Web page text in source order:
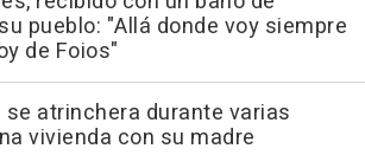
pueblo: "Allá donde voy siempre
de Foios"
se atrinchera durante varias
vivienda con su madre